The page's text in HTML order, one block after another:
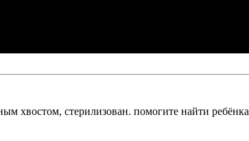
хвостом, стерилизован. помогите найти ребёнка